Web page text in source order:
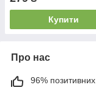
Купити
Про нас
96% позитивних